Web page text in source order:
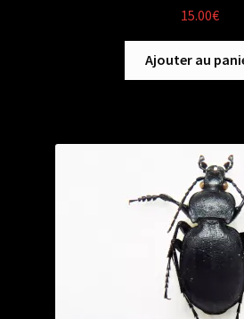
15.00€
Ajouter au